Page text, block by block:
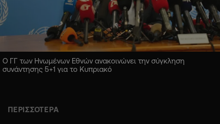
Ο ΓΓ των Ηνωμένων Εθνών ανακοινώνει την σύγκληση
συνάντησης 5+1 για το Κυπριακό
ΠΕΡΙΣΣΟΤΕΡΑ